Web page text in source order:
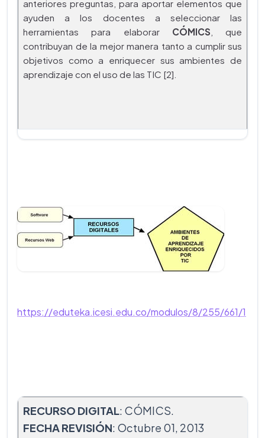
anteriores preguntas, para aportar elementos que
ayuden a los docentes a seleccionar las
herramientas para elaborar CÓMICS , que
contribuyan de la mejor manera tanto a cumplir sus
objetivos como a enriquecer sus ambientes de
aprendizaje con el uso de las TIC [2].
https://eduteka.icesi.edu.co/modulos/8/255/661/1
RECURSO DIGITAL: CÓMICS.
FECHA REVISIÓN: Octubre 01, 2013